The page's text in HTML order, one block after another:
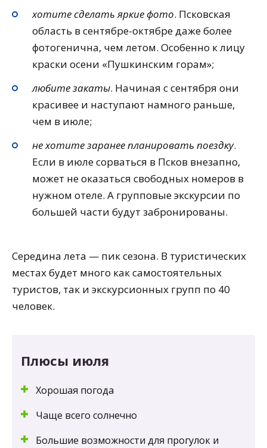
хотите сделать яркие фото. Псковская
область в сентябре-октябре даже более
фотогенична, чем летом. Особенно к лицу
краски осени «Пушкинским горам»;
любите закаты. Начиная с сентября они
красивее и наступают намного раньше,
чем в июле;
не хотите заранее планировать поездку.
Если в июле сорваться в Псков внезапно,
может не оказаться свободных номеров в
нужном отеле. А групповые экскурсии по
большей части будут забронированы.
Середина лета — пик сезона. В туристических
местах будет много как самостоятельных
туристов, так и экскурсионных групп по 40
человек.
Плюсы июля
Хорошая погода
Чаще всего солнечно
Большие возможности для прогулок и